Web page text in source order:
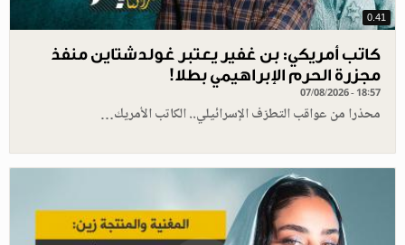
0.41
كاتب أمريكي: بن غفير يعتبر غولدشتاين منفذ
مجزرة الحرم الإبراهيمي بطلا!
07/08/2026 - 18:57
محذرا من عواقب التطرّف الإسرائيلي.. الكاتب الأمريك…